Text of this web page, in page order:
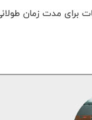
این فناوری . از این پس، میوه ها و